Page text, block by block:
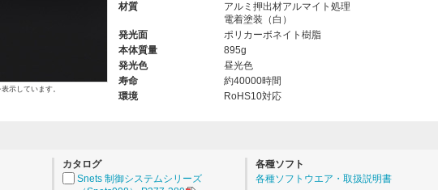
示しています。
材質
アルミ押出材アルマイト処理
電着塗装（白）
発光面
ポリカーボネイト樹脂
本体質量
895g
発光色
昼光色
寿命
約40000時間
環境
RoHS10対応
カタログ
Snets 制御システムシリーズ
各種ソフト
各種ソフトウエア・取扱説明書